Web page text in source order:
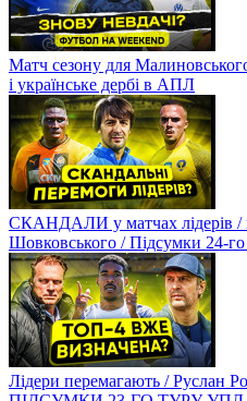
Матч сезону для
і українське дербі в АПЛ
СКАНДАЛИ у матчах лідерів
Шовковського / Підсумки 24-
Лідери перемагають / Руслан